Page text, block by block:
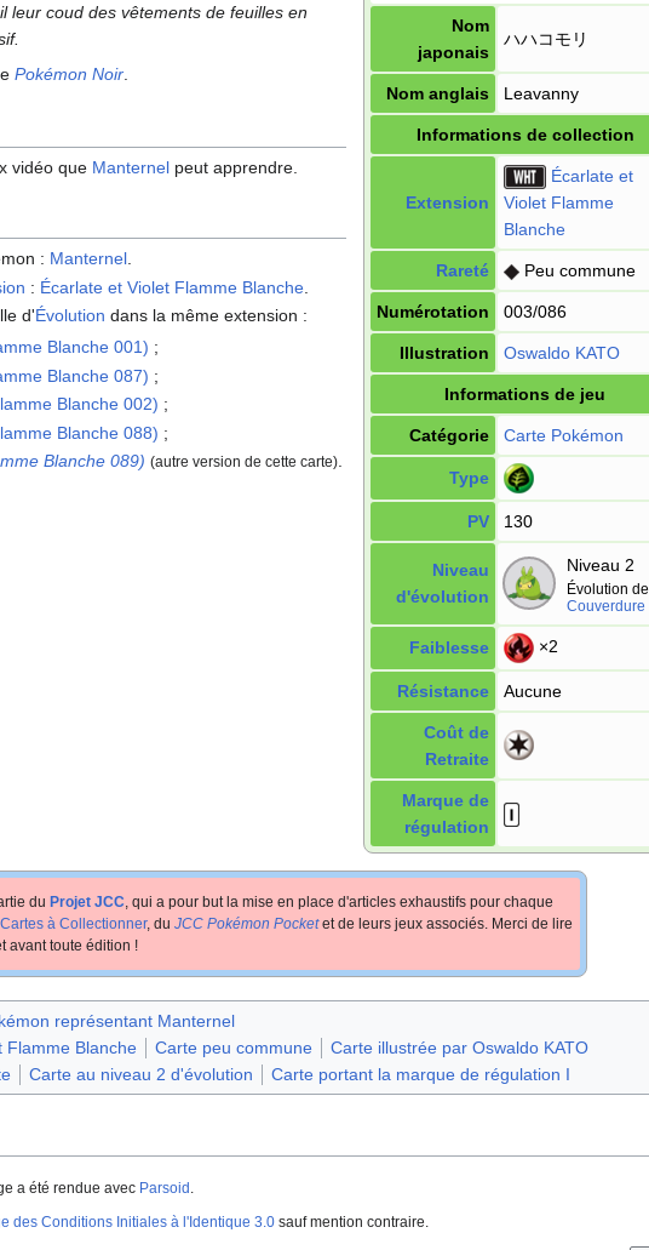
Nom
japonais
ハハコモリ
Nom anglais Leavanny
Informations de collection
Extension
Écarlate et
Violet Flamme
Blanche
Rareté Peu commune
Numérotation 003/086
Illustration Oswaldo KATO
Informations de jeu
Catégorie Carte Pokémon
Type
PV 130
Niveau
d'évolution
Niveau 2
Évolution de
Couverdure
Faiblesse ×2
Résistance Aucune
Coût de
Retraite
Marque de
régulation
leur coud des vêtements de feuilles en
Pokémon Noir
vidéo que Manternel peut apprendre.
: Manternel.
: Écarlate et Violet Flamme Blanche
d'Évolution dans la même extension :
Blanche 001) ;
Blanche 087) ;
Blanche 002) ;
Blanche 088) ;
Blanche 089) (autre version de cette carte).
du Projet JCC, qui a pour but la mise en place d'articles exhaustifs pour chaque
à Collectionner, du JCC Pokémon Pocketet de leurs jeux associés. Merci de lire
avant toute édition !
représentant Manternel
Flamme Blanche
Carte peu commune
Carte illustrée par Oswaldo KATO
Carte au niveau 2 d'évolution Carte portant la marque de régulation I
a été rendue avec Parsoid .
des Conditions Initiales à l'Identique 3.0 sauf mention contraire.